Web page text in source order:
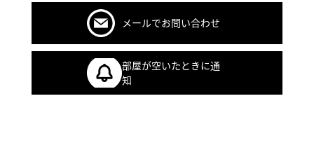
メールでお問い合わせ
部屋が空いたときに通
知